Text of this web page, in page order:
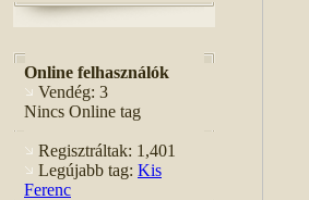
Online felhasználók
Vendég: 3
Nincs Online tag
Regisztráltak: 1,401
Legújabb tag: Kis
Ferenc